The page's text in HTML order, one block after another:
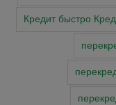
Кредит быстро